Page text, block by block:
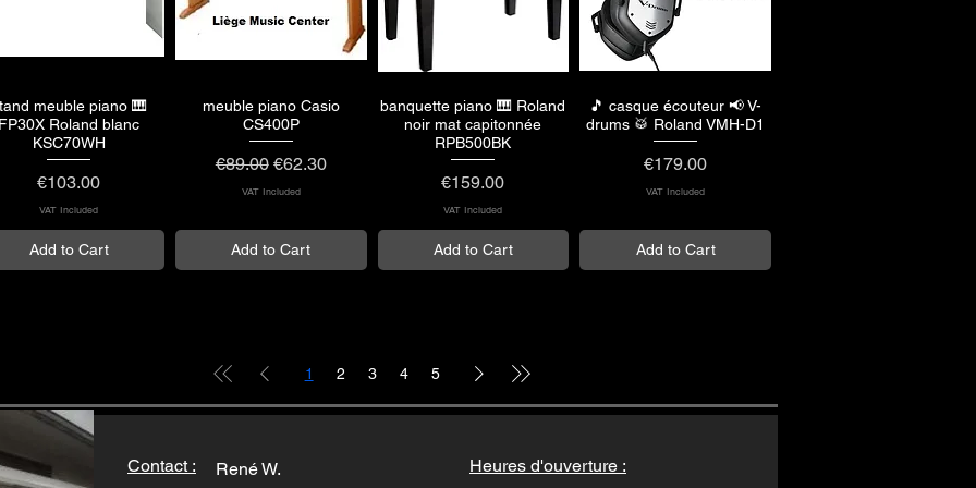
Quick View
meuble piano 🎹
Roland blanc
KSC70WH
Price
€103.00
VAT Included
Add to Cart
Quick View
meuble piano Casio
CS400P
Regular Price
€89.00 Sale Price
€62.30
VAT Included
Add to Cart
Quick View
banquette piano 🎹 Roland
noir mat capitonnée
RPB500BK
Price
€159.00
VAT Included
Add to Cart
Quick View
🎵 casque écouteur 📢 V-
drums 🥁 Roland VMH-D1
Price
€179.00
VAT Included
Add to Cart
1 2 3 4 5
Contact : Heures d'ouverture :
René W.